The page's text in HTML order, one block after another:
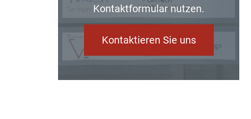
Kontaktformular nutzen.
Kontaktieren Sie uns